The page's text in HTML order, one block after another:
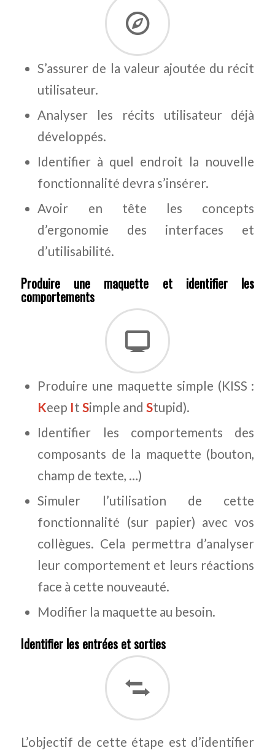
S’assurer de la valeur ajoutée du récit
utilisateur.
Analyser les récits utilisateur déjà
développés.
Identifier à quel endroit la nouvelle
fonctionnalité devra s’insérer.
Avoir en tête les concepts
d’ergonomie des interfaces et
d’utilisabilité.
Produire une maquette et identifier les
comportements
Produire une maquette simple (KISS :
Keep ItSimple andStupid).
Identifier les comportements des
composants de la maquette (bouton,
champ de texte, …)
Simuler l’utilisation de cette
fonctionnalité (sur papier) avec vos
collègues. Cela permettra d’analyser
leur comportement et leurs réactions
face à cette nouveauté.
Modifier la maquette au besoin.
Identifier les entrées et sorties
L’objectif de cette étape est d’identifier